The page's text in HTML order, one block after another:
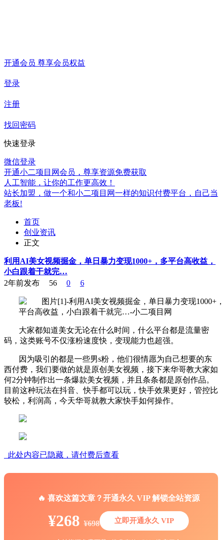
开通会员 尊享会员权益
登录
注册
找回密码
快速登录
微信登录
开通小二项目网会员，尊享资源免费获取
人工智能，让你的工作更高效！
站长加盟，做一个和小二项目网一样的知识付费平台，自己当
老板!
首页
创业资讯
正文
利用AI美女视频掘金，单日暴力变现1000+，多平台高收益，
小白跟着干就完…
2年前发布
56 0 6
大家都知道美女无论在什么时间，什么平台都是流量密
码，这类账号不仅涨粉速度快，变现能力也超强。
因为吸引的都是一些男s粉，他们很情愿为自己想要的东
西付费，我们要做的就是原创美女视频，接下来华哥教大家如
何2分钟制作出一条爆款美女视频，并且条条都是原创作品。
目前这种玩法在抖音、快手都可以玩，快手效果更好，管控比
较松，利润高，今天华哥就教大家快手如何操作。
此处内容已隐藏，请付费后查看
🔥 喜欢这篇文章？开通永久 VIP 解锁全站资源
¥268 ¥698 立即开通永久 VIP